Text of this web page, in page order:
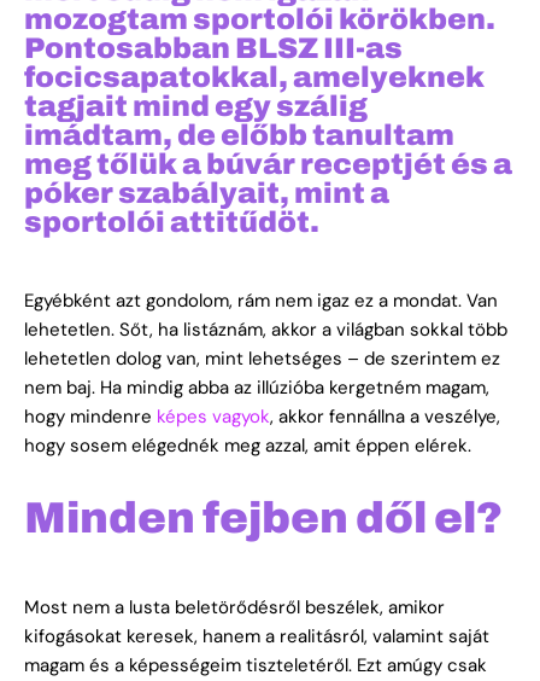
mozogtam sportolói körökben.
Pontosabban BLSZ III-as
focicsapatokkal, amelyeknek
tagjait mind egy szálig
imádtam, de előbb tanultam
meg tőlük a búvár receptjét és a
póker szabályait, mint a
sportolói attitűdöt.
Egyébként azt gondolom, rám nem igaz ez a mondat. Van
lehetetlen. Sőt, ha listáznám, akkor a világban sokkal több
lehetetlen dolog van, mint lehetséges – de szerintem ez
nem baj. Ha mindig abba az illúzióba kergetném magam,
hogy mindenre képes vagyok, akkor fennállna a veszélye,
hogy sosem elégednék meg azzal, amit éppen elérek.
Minden fejben dől el?
Most nem a lusta beletörődésről beszélek, amikor
kifogásokat keresek, hanem a realitásról, valamint saját
magam és a képességeim tiszteletéről. Ezt amúgy csak